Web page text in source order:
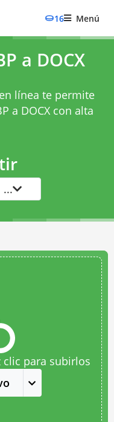
16 Menú
a DOCX
línea te permite
a DOCX con alta
...
clic para subirlos